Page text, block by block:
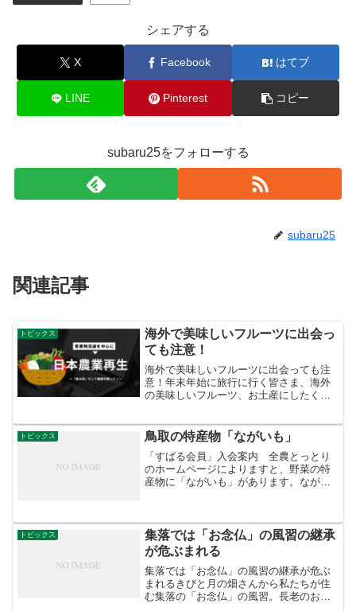
シェアする
X Facebook はてブ
LINE Pinterest コピー
subaru25をフォローする
subaru25
関連記事
トピックス
海外で美味しいフルーツに出会っ
ても注意！
海外で美味しいフルーツに出会っても注
意！年末年始に旅行に行く皆さま、海外
の美味しいフルーツ、お土産にしたくな
め、国・地域によって持ち込めないもの
があります。持ち込めるもの...
トピックス 鳥取の特産物「ながいも」
「すばる会員」入会案内 全農とっとり
のホームページによりますと、野菜の特
産物に「ながいも」があります。ながい
がいも」。なが...
トピックス
集落では「お念仏」の風習の継承
が危ぶまれる
集落では「お念仏」の風習の継承が危ぶ
まれるきびと月の畑さんから私たちが住
む集落の「お念仏」の風習。長老のお婆